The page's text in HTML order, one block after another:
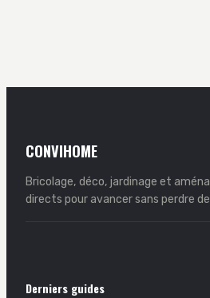
CONVIHOME
Bricolage, déco, jardinage et
directs pour avancer sans perdre
Derniers guides